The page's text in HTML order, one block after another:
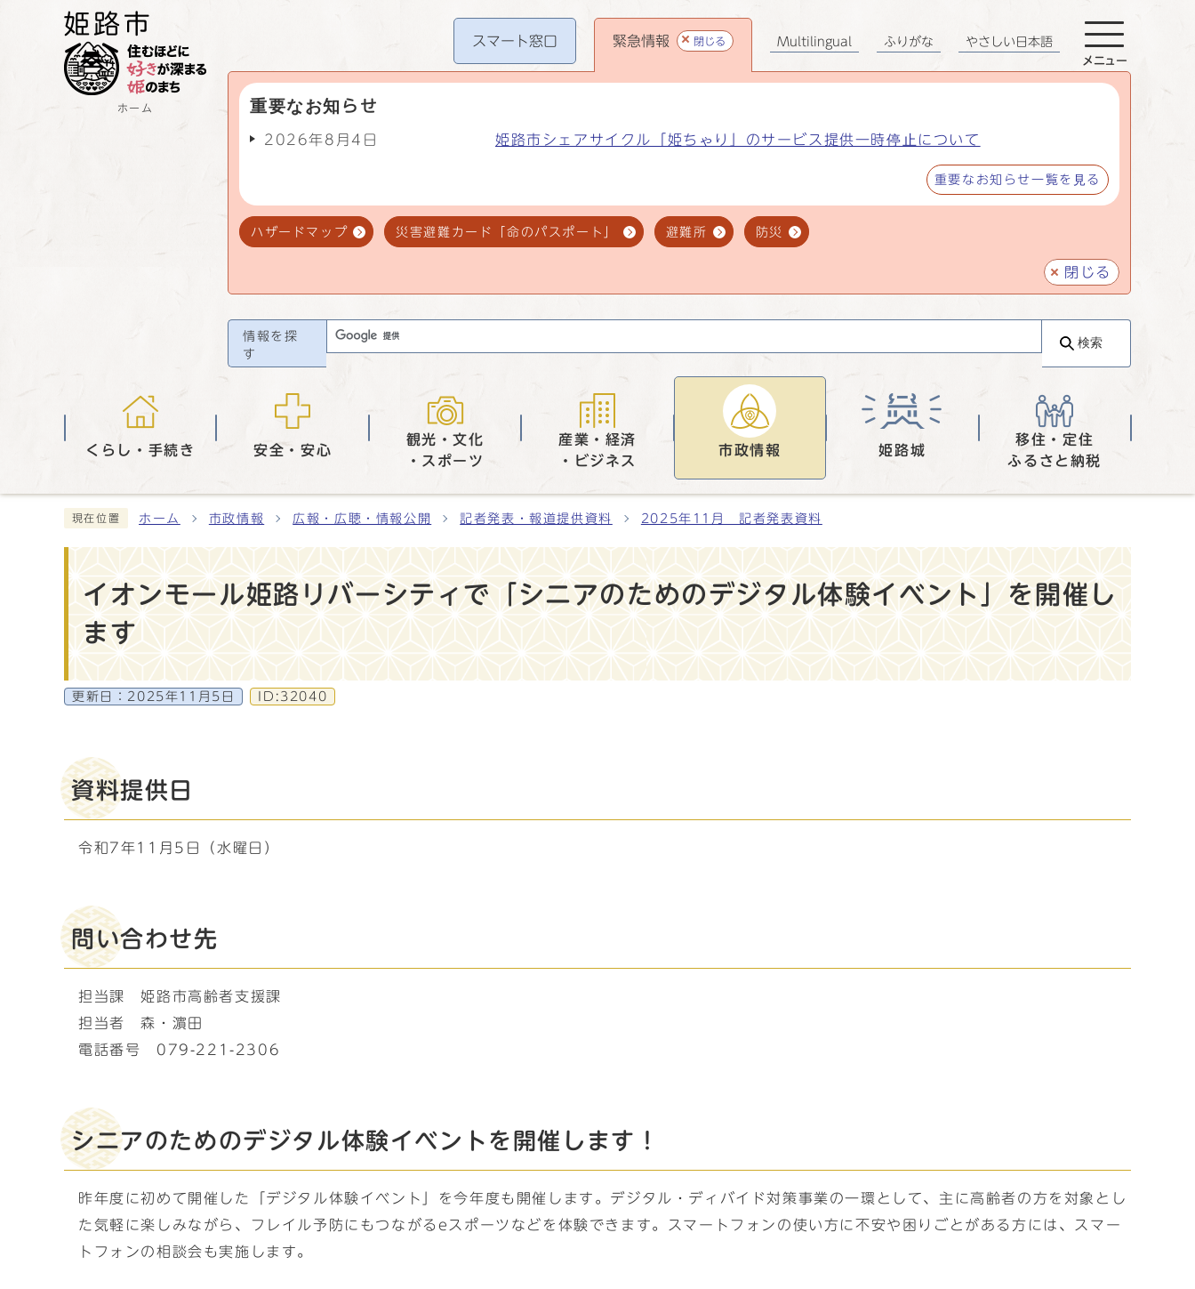
ホーム
スマート窓口 緊急情報 閉じる
重要なお知らせ
2026年8月4日 姫路市シェアサイクル「姫ちゃり」のサービス提供一時停止について
重要なお知らせ一覧を見る
ハザードマップ 災害避難カード「命のパスポート」 避難所 防災
閉じる
Multilingual ふりがな やさしい日本語
メニュー
情報を探
す
検索
くらし・手続き 安全・安心
観光・文化
・スポーツ
産業・経済
・ビジネス
市政情報 姫路城
移住・定住
ふるさと納税
現在位置 ホーム 市政情報 広報・広聴・情報公開 記者発表・報道提供資料 2025年11月 記者発表資料
イオンモール姫路リバーシティで「シニアのためのデジタル体験イベント」を開催し
ます
更新日： 2025年11月5日 ID:32040
資料提供日
令和7年11月5日（水曜日）
問い合わせ先
担当課 姫路市高齢者支援課
担当者 森・濵田
電話番号 079-221-2306
シニアのためのデジタル体験イベントを開催します！
昨年度に初めて開催した「デジタル体験イベント」を今年度も開催します。デジタル・ディバイド対策事業の一環として、主に高齢者の方を対象とし
た気軽に楽しみながら、フレイル予防にもつながるeスポーツなどを体験できます。スマートフォンの使い方に不安や困りごとがある方には、スマー
トフォンの相談会も実施します。